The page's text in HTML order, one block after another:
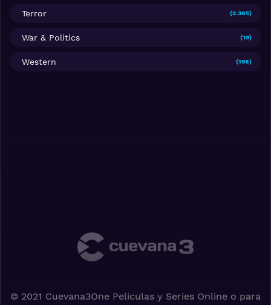
Terror (2.385)
War & Politics (19)
Western (198)
© 2021 Cuevana3One Peliculas y Series Online o para